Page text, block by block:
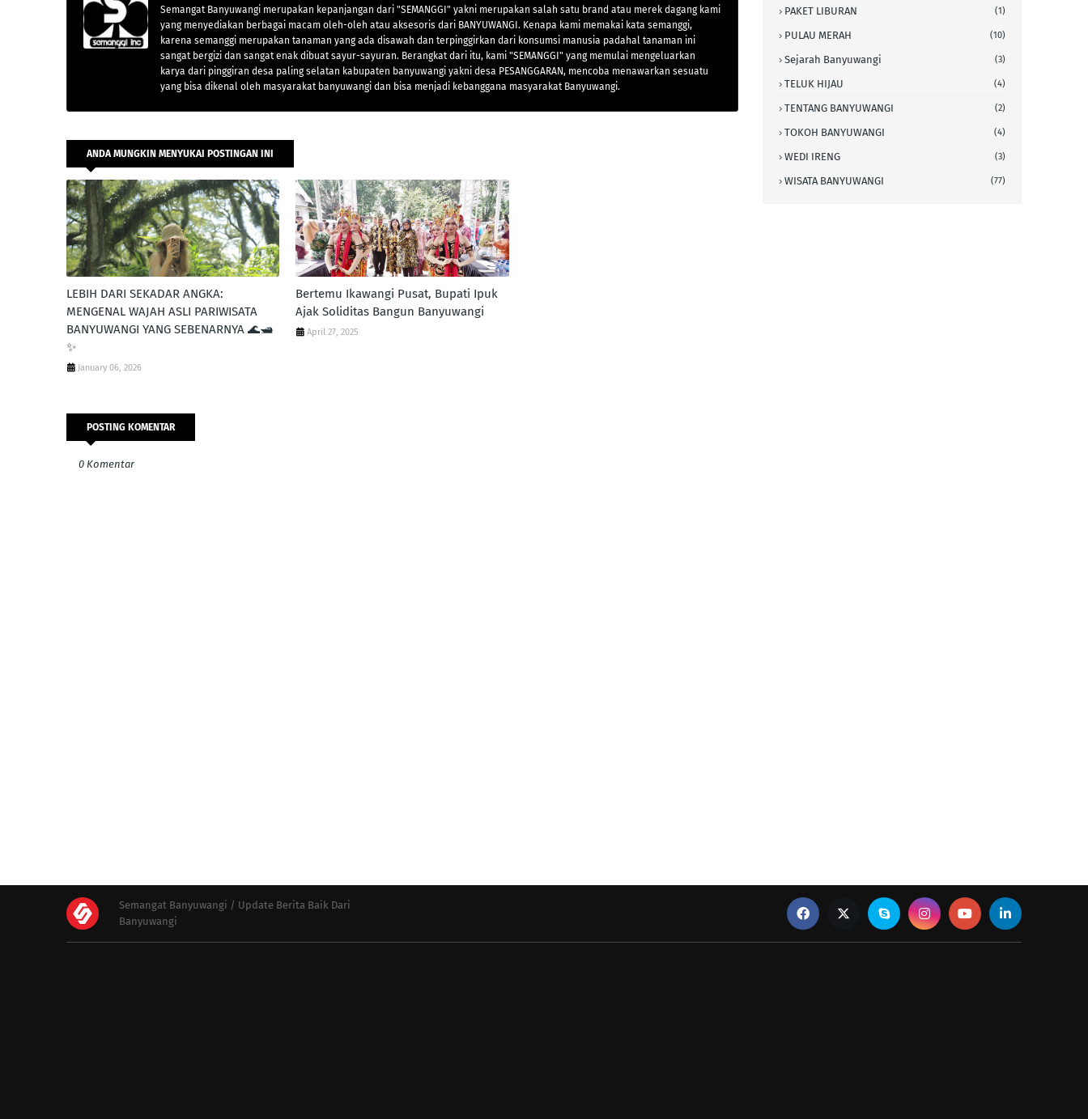
Semangat Banyuwangi merupakan kepanjangan dari "SEMANGGI" yakni merupakan salah satu brand atau merek dagang kami
yang menyediakan berbagai macam oleh-oleh atau aksesoris dari BANYUWANGI. Kenapa kami memakai kata semanggi,
karena semanggi merupakan tanaman yang ada disawah dan terpinggirkan dari konsumsi manusia padahal tanaman ini
sangat bergizi dan sangat enak dibuat sayur-sayuran. Berangkat dari itu, kami "SEMANGGI" yang memulai mengeluarkan
karya dari pinggiran desa paling selatan kabupaten banyuwangi yakni desa PESANGGARAN, mencoba menawarkan sesuatu
yang bisa dikenal oleh masyarakat banyuwangi dan bisa menjadi kebanggana masyarakat Banyuwangi.
ANDA MUNGKIN MENYUKAI POSTINGAN INI
LEBIH DARI SEKADAR ANGKA:
MENGENAL WAJAH ASLI PARIWISATA
BANYUWANGI YANG SEBENARNYA 🌊🛥️
✨
January 06, 2026
Bertemu Ikawangi Pusat, Bupati Ipuk
Ajak Soliditas Bangun Banyuwangi
April 27, 2025
POSTING KOMENTAR
0 Komentar
PAKET LIBURAN (1)
PULAU MERAH (10)
Sejarah Banyuwangi (3)
TELUK HIJAU (4)
TENTANG BANYUWANGI (2)
TOKOH BANYUWANGI (4)
WEDI IRENG (3)
WISATA BANYUWANGI (77)
Semangat Banyuwangi / Update Berita Baik Dari
Banyuwangi